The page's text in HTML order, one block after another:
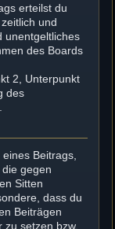
erteilst du
und
unentgeltliches
des Boards
2, Unterpunkt
des
Beitrags,
gegen
Sitten
dass du
Beiträgen
setzen bzw.